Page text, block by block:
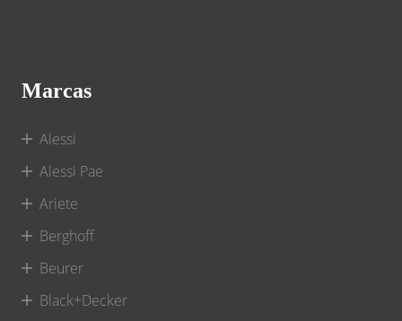
Marcas
Alessi
Alessi Pae
Ariete
Berghoff
Beurer
Black+Decker